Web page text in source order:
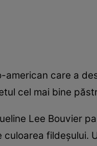
care a
cel mai bine
Lee Bouvier
fildeşului.